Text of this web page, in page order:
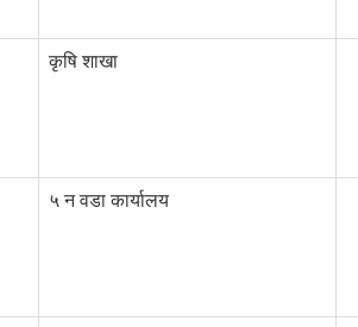
कृषि शाखा
५ न वडा कार्यालय